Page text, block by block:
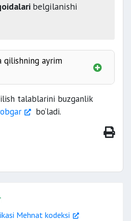
belgilanishi
qilishning ayrim
ishlarida
uchun
talablarini buzganlik
bo‘ladi.
Mehnat kodeksi